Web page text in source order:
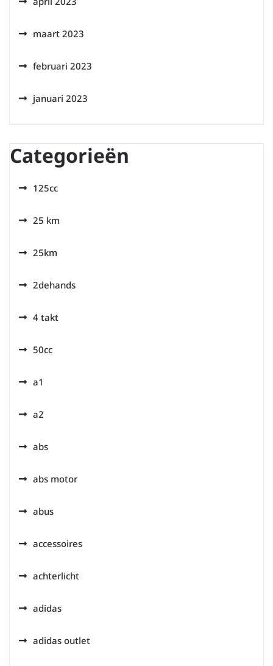
maart 2023
februari 2023
januari 2023
Categorieën
125cc
25 km
25km
2dehands
4 takt
50cc
a1
a2
abs
abs motor
abus
accessoires
achterlicht
adidas
adidas outlet